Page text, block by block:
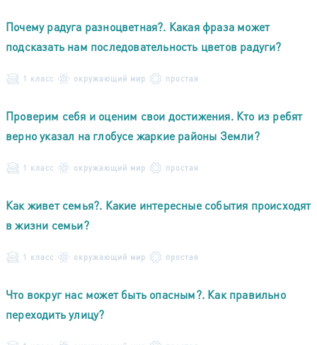
Почему радуга разноцветная?. Какая фраза может
подсказать нам последовательность цветов радуги?
1 класс окружающий мир простая
Проверим себя и оценим свои достижения. Кто из ребят
верно указал на глобусе жаркие районы Земли?
1 класс окружающий мир простая
Как живет семья?. Какие интересные события происходят
в жизни семьи?
1 класс окружающий мир простая
Что вокруг нас может быть опасным?. Как правильно
переходить улицу?